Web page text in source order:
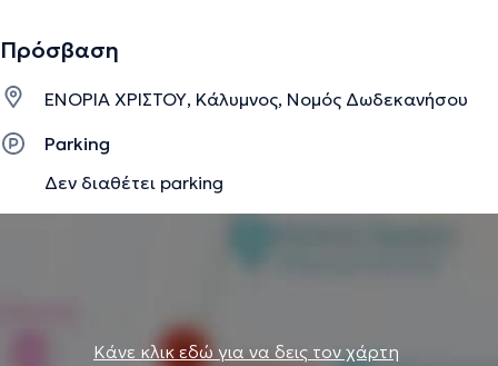
Πρόσβαση
ΕΝΟΡΙΑ ΧΡΙΣΤΟΥ, Κάλυμνος, Νομός Δωδεκανήσου
Parking
Δεν διαθέτει parking
Κάνε κλικ εδώ για να δεις τον χάρτη